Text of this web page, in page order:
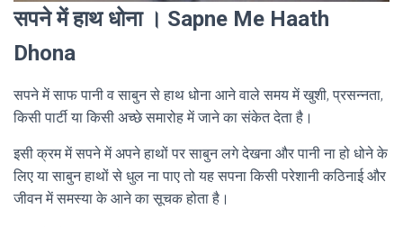
सपने में हाथ धोना । Sapne Me Haath
Dhona
सपने में साफ पानी व साबुन से हाथ धोना आने वाले समय में खुशी, प्रसन्नता,
किसी पार्टी या किसी अच्छे समारोह में जाने का संकेत देता है।
इसी क्रम में सपने में अपने हाथों पर साबुन लगे देखना और पानी ना हो धोने के
लिए या साबुन हाथों से धुल ना पाए तो यह सपना किसी परेशानी कठिनाई और
जीवन में समस्या के आने का सूचक होता है।